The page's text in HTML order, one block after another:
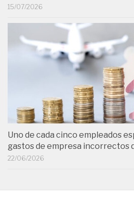
15/07/2026
Uno de cada cinco empleados
gastos de empresa incorrectos
22/06/2026